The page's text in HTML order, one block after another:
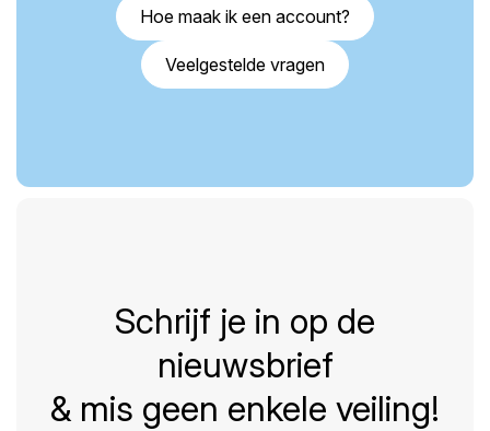
Hoe maak ik een account?
Veelgestelde vragen
Schrijf je in op de
nieuwsbrief
& mis geen enkele veiling!